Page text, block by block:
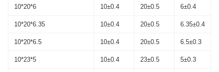
10*20*6 10±0.4 20±0.5 6±0.4
10*20*6.35 10±0.4 20±0.5 6.35±0.4
10*20*6.5 10±0.4 20±0.5 6.5±0.3
10*23*5 10±0.4 23±0.5 5±0.3